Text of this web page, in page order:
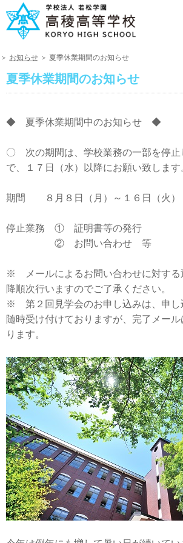
＞ お知らせ ＞ 夏季休業期間のお知らせ
夏季休業期間のお知らせ
◆ 夏季休業期間中のお知らせ ◆
〇 次の期間は、学校業務の一部を停止
で、１７日（水）以降にお願い致します
期間 ８月８日（月）～１６日（火）
停止業務 ① 証明書等の発行
② お問い合わせ 等
※ メールによるお問い合わせに対する
降順次行いますのでご了承ください。
※ 第２回見学会のお申し込みは、申し
随時受け付けておりますが、完了メー
ります。